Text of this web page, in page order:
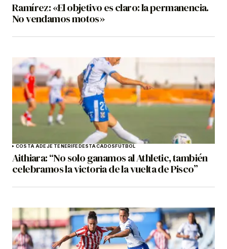
Ramírez: «El objetivo es claro: la permanencia.
No vendamos motos»
COSTA ADEJE TENERIFEDESTACADOSFÚTBOL
Aithiara: “No solo ganamos al Athletic, también
celebramos la victoria de la vuelta de Pisco”